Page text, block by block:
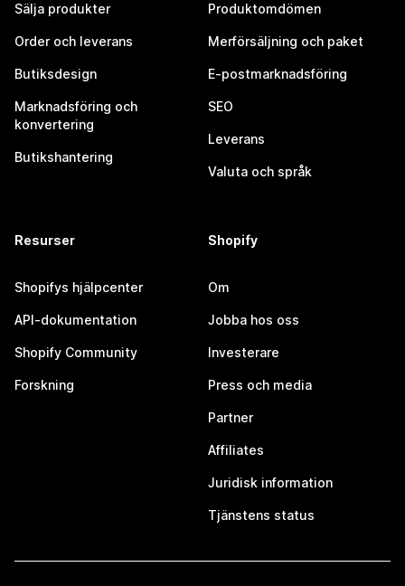
Sälja produkter
Order och leverans
Butiksdesign
Marknadsföring och
konvertering
Butikshantering
Produktomdömen
Merförsäljning och paket
E-postmarknadsföring
SEO
Leverans
Valuta och språk
Resurser
Shopifys hjälpcenter
API-dokumentation
Shopify Community
Forskning
Shopify
Om
Jobba hos oss
Investerare
Press och media
Partner
Affiliates
Juridisk information
Tjänstens status